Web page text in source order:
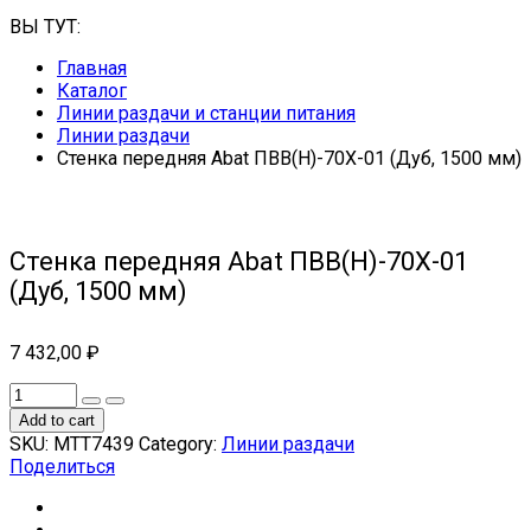
ВЫ ТУТ:
Главная
Каталог
Линии раздачи и станции питания
Линии раздачи
Стенка передняя Abat ПВВ(Н)-70Х-01 (Дуб, 1500 мм)
Стенка передняя Abat ПВВ(Н)-70Х-01
(Дуб, 1500 мм)
7 432,00 ₽
Add to cart
SKU: МТТ7439 Category: Линии раздачи
Поделиться